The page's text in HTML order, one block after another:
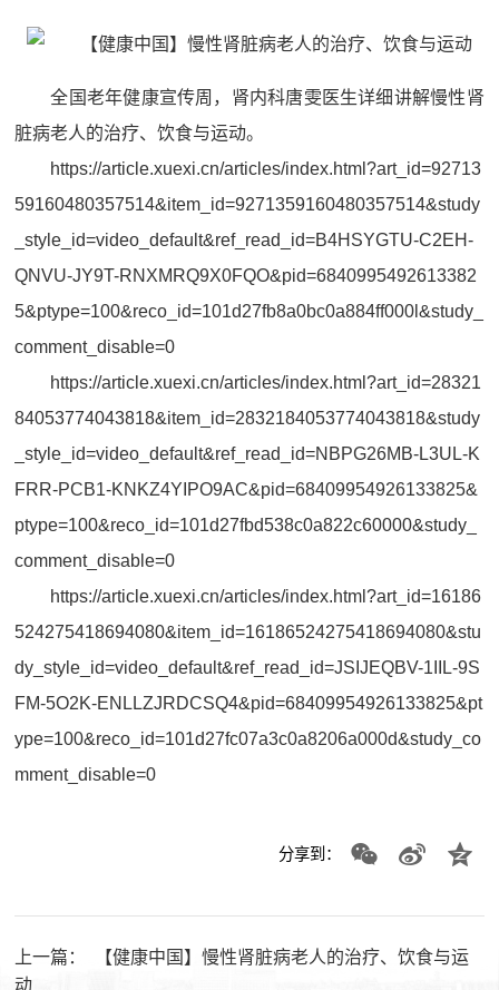
全国老年健康宣传周，肾内科唐雯医生详细讲解慢性肾
脏病老人的治疗、饮食与运动。
https://article.xuexi.cn/articles/index.html?art_id=92713
59160480357514&item_id=9271359160480357514&study
_style_id=video_default&ref_read_id=B4HSYGTU-C2EH-
QNVU-JY9T-RNXMRQ9X0FQO&pid=6840995492613382
5&ptype=100&reco_id=101d27fb8a0bc0a884ff000l&study_
comment_disable=0
https://article.xuexi.cn/articles/index.html?art_id=28321
84053774043818&item_id=2832184053774043818&study
_style_id=video_default&ref_read_id=NBPG26MB-L3UL-K
FRR-PCB1-KNKZ4YIPO9AC&pid=68409954926133825&
ptype=100&reco_id=101d27fbd538c0a822c60000&study_
comment_disable=0
https://article.xuexi.cn/articles/index.html?art_id=16186
524275418694080&item_id=16186524275418694080&stu
dy_style_id=video_default&ref_read_id=JSIJEQBV-1IIL-9S
FM-5O2K-ENLLZJRDCSQ4&pid=68409954926133825&pt
ype=100&reco_id=101d27fc07a3c0a8206a000d&study_co
mment_disable=0
分享到：
上一篇：
【健康中国】慢性肾脏病老人的治疗、饮食与运
动